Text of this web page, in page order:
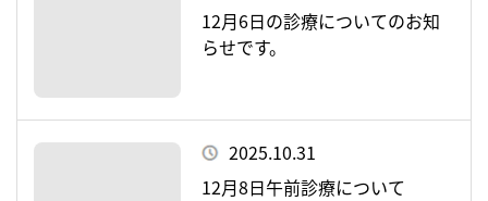
12月6日の診療についてのお知
らせです。
2025.10.31
12月8日午前診療について